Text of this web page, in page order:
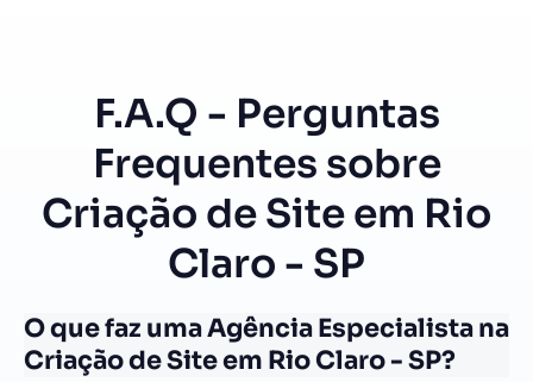
F.A.Q - Perguntas
Frequentes sobre
Criação de Site em Rio
Claro - SP
O que faz uma Agência Especialista na
Criação de Site em Rio Claro - SP?